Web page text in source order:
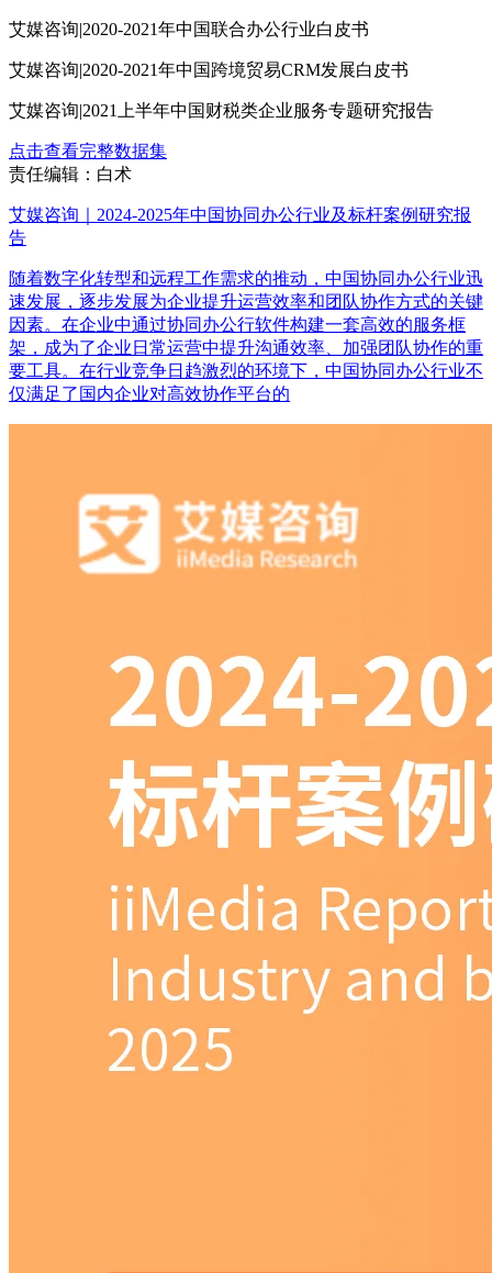
艾媒咨询|2020-2021年中国联合办公行业白皮书
艾媒咨询|2020-2021年中国跨境贸易CRM发展白皮书
艾媒咨询|2021上半年中国财税类企业服务专题研究报告
点击查看完整数据集
责任编辑：白术
艾媒咨询｜2024-2025年中国协同办公行业及标杆案例研究报
告
随着数字化转型和远程工作需求的推动，中国协同办公行业迅
速发展，逐步发展为企业提升运营效率和团队协作方式的关键
因素。在企业中通过协同办公行软件构建一套高效的服务框
架，成为了企业日常运营中提升沟通效率、加强团队协作的重
要工具。在行业竞争日趋激烈的环境下，中国协同办公行业不
仅满足了国内企业对高效协作平台的